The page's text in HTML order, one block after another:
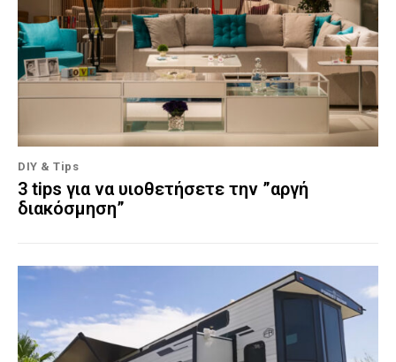
DIY & Tips
3 tips για να υιοθετήσετε την ”αργή
διακόσμηση”